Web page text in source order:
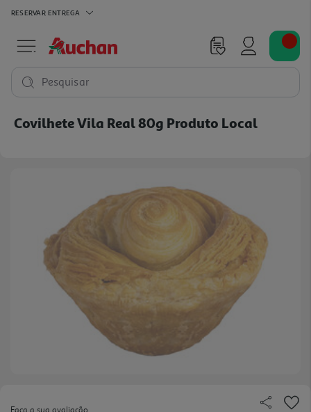
RESERVAR ENTREGA
Pesquisar
Covilhete Vila Real 80g Produto Local